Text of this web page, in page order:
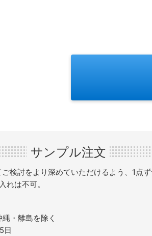
サンプル注文
検討をより深めていただけるよう、1点
れは不可。
・離島を除く
日